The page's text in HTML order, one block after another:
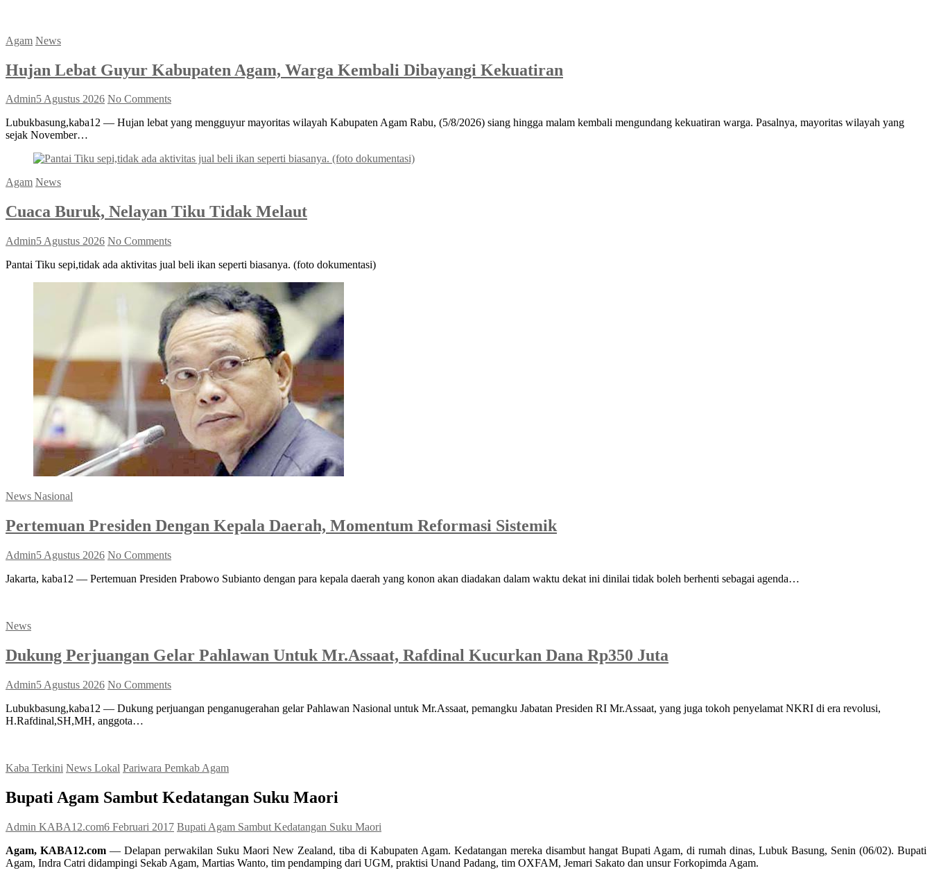
Agam News
Hujan Lebat Guyur Kabupaten Agam, Warga Kembali Dibayangi Kekuatiran
Admin5 Agustus 2026 No Comments
Lubukbasung,kaba12 — Hujan lebat yang mengguyur mayoritas wilayah Kabupaten Agam Rabu, (5/8/2026) siang hingga malam kembali mengundang kekuatiran warga. Pasalnya, mayoritas wilayah yang
sejak November…
Agam News
Cuaca Buruk, Nelayan Tiku Tidak Melaut
Admin5 Agustus 2026 No Comments
Pantai Tiku sepi,tidak ada aktivitas jual beli ikan seperti biasanya. (foto dokumentasi)
News Nasional
Pertemuan Presiden Dengan Kepala Daerah, Momentum Reformasi Sistemik
Admin5 Agustus 2026 No Comments
Jakarta, kaba12 — Pertemuan Presiden Prabowo Subianto dengan para kepala daerah yang konon akan diadakan dalam waktu dekat ini dinilai tidak boleh berhenti sebagai agenda…
News
Dukung Perjuangan Gelar Pahlawan Untuk Mr.Assaat, Rafdinal Kucurkan Dana Rp350 Juta
Admin5 Agustus 2026 No Comments
Lubukbasung,kaba12 — Dukung perjuangan penganugerahan gelar Pahlawan Nasional untuk Mr.Assaat, pemangku Jabatan Presiden RI Mr.Assaat, yang juga tokoh penyelamat NKRI di era revolusi,
H.Rafdinal,SH,MH, anggota…
Kaba Terkini News Lokal Pariwara Pemkab Agam
Bupati Agam Sambut Kedatangan Suku Maori
Admin KABA12.com6 Februari 2017 Bupati Agam Sambut Kedatangan Suku Maori
Agam, KABA12.com — Delapan perwakilan Suku Maori New Zealand, tiba di Kabupaten Agam. Kedatangan mereka disambut hangat Bupati Agam, di rumah dinas, Lubuk Basung, Senin (06/02). Bupati
Agam, Indra Catri didampingi Sekab Agam, Martias Wanto, tim pendamping dari UGM, praktisi Unand Padang, tim OXFAM, Jemari Sakato dan unsur Forkopimda Agam.